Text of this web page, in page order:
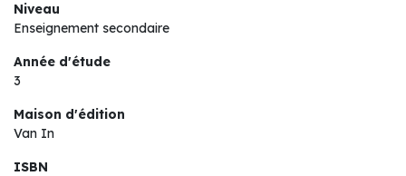
Niveau
Enseignement secondaire
Année d'étude
3
Maison d'édition
Van In
ISBN